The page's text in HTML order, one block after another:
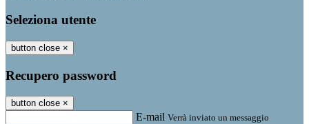
Seleziona utente
button close ×
Recupero password
button close ×
E-mail Verrà inviato un messaggio